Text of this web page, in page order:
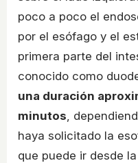
poco a poco el
por el esófago y el
primera parte del
conocido como
una duración
minutos ,
haya solicitado la
que puede ir desde